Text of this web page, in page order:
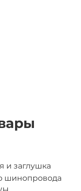
и заглушка
шинопровода